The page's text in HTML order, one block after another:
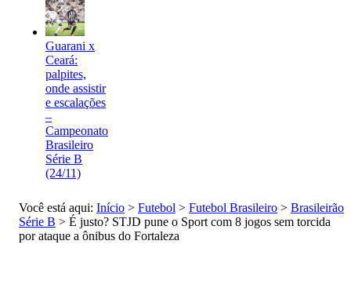
Guarani x
Ceará:
palpites,
onde assistir
e escalações
–
Campeonato
Brasileiro
Série B
(24/11)
Você está aqui: Início > Futebol > Futebol Brasileiro > Brasileirão
Série B > É justo? STJD pune o Sport com 8 jogos sem torcida
por ataque a ônibus do Fortaleza